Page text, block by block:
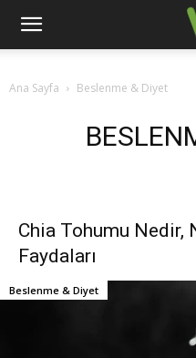
Ana Sayfa Beslenme & Diyet
Chia Tohumu Nedir,
Faydaları
Beslenme & Diyet